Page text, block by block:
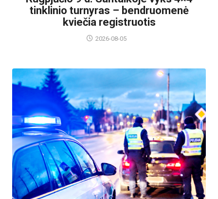
tinklinio turnyras – bendruomenė
kviečia registruotis
2026-08-05